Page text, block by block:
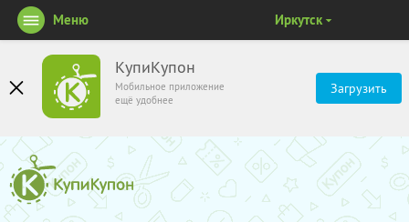
КупиКупон
Мобильное приложение
ещё удобнее
Загрузить
Меню Иркутск